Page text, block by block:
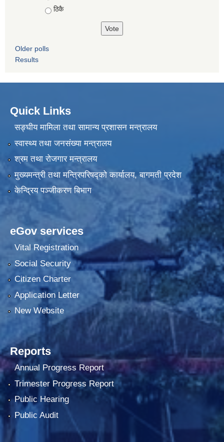
ठिकै
Older polls
Results
Quick Links
सङ्घीय मामिला तथा सामान्य प्रशासन मन्त्रालय
स्वास्थ्य तथा जनसंख्या मन्त्रालय
श्रम तथा रोजगार मन्त्रालय
मुख्यमन्त्री तथा मन्त्रिपरिषद्को कार्यालय, बागमती प्रदेश
केन्द्रिय पञ्जीकरण बिभाग
eGov services
Vital Registration
Social Security
Citizen Charter
Application Letter
New Website
Reports
Annual Progress Report
Trimester Progress Report
Public Hearing
Public Audit